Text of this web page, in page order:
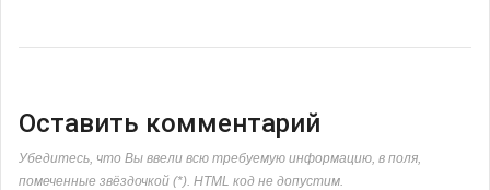
Оставить комментарий
Убедитесь, что Вы ввели всю требуемую информацию, в поля,
помеченные звёздочкой (*). HTML код не допустим.